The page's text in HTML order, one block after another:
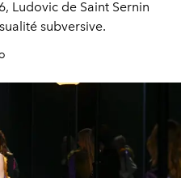
Ludovic de Saint Sernin
subversive.